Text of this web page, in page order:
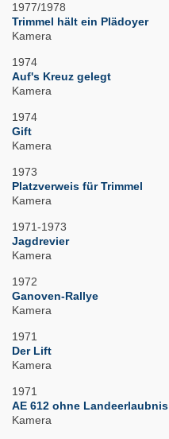
1977/1978
Trimmel hält ein Plädoyer
Kamera
1974
Auf's Kreuz gelegt
Kamera
1974
Gift
Kamera
1973
Platzverweis für Trimmel
Kamera
1971-1973
Jagdrevier
Kamera
1972
Ganoven-Rallye
Kamera
1971
Der Lift
Kamera
1971
AE 612 ohne Landeerlaubnis
Kamera